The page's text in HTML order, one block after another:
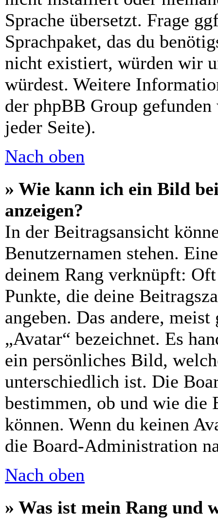
Sprache übersetzt. Frage
Sprachpaket, das du
nicht existiert, würden wir
würdest. Weitere
der phpBB Group
jeder Seite).
Nach oben
» Wie kann ich ein Bild
anzeigen?
In der Beitragsansicht
Benutzernamen stehen.
deinem Rang verknüpft:
Punkte, die deine
angeben. Das andere,
„Avatar“ bezeichnet. Es
ein persönliches Bild,
unterschiedlich ist. Die
bestimmen, ob und wie die
können. Wenn du keinen
die Board-Administration
Nach oben
» Was ist mein Rang und